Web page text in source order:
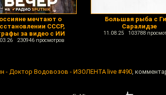
мечтают о
СССР,
за видео с ИИ
230946 просмотров
Большая рыба с
Саралидзе
11.08.25 103788
- Доктор Водовозов - ИЗОЛЕНТА live #490,